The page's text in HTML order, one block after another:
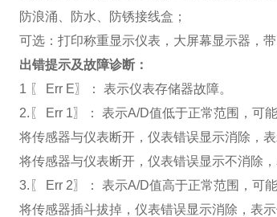
防浪涌、防水、防锈接线盒；
可选：打印称重显示仪表，大屏幕显示器，带
出错提示及故障诊断：
1 〖 Err E〗： 表示仪表存储器故障。
2.〖 Err 1〗： 表示A/D值低于正常范围，可
将传感器与仪表断开，仪表错误显示消除，表
将传感器与仪表断开，仪表错误显示不消除，
3.〖 Err 2〗： 表示A/D值高于正常范围，可
将传感器插斗拔掉，仪表错误显示消除，表示